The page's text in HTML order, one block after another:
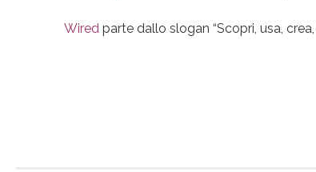
Wired parte dallo slogan “Scopri, usa,